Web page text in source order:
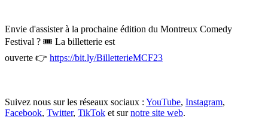
Envie d'assister à la prochaine édition du Montreux Comedy
Festival ? 🎟️ La billetterie est
ouverte 👉 https://bit.ly/BilletterieMCF23
Suivez nous sur les réseaux sociaux : YouTube, Instagram,
Facebook, Twitter, TikTok et surnotre site web.